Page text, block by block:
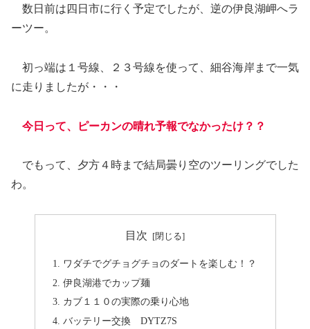
数日前は四日市に行く予定でしたが、逆の伊良湖岬へラ
ーツー。
初っ端は１号線、２３号線を使って、細谷海岸まで一気
に走りましたが・・・
今日って、ピーカンの晴れ予報でなかったけ？？
でもって、夕方４時まで結局曇り空のツーリングでした
わ。
目次
ワダチでグチョグチョのダートを楽しむ！？
伊良湖港でカップ麺
カブ１１０の実際の乗り心地
バッテリー交換 DYTZ7S